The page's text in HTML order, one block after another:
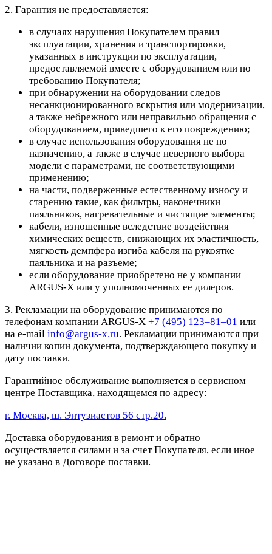
2. Гарантия не предоставляется:
в случаях нарушения Покупателем правил
эксплуатации, хранения и транспортировки,
указанных в инструкции по эксплуатации,
предоставляемой вместе с оборудованием или по
требованию Покупателя;
при обнаружении на оборудовании следов
несанкционированного вскрытия или модернизации,
а также небрежного или неправильно обращения с
оборудованием, приведшего к его повреждению;
в случае использования оборудования не по
назначению, а также в случае неверного выбора
модели с параметрами, не соответствующими
применению;
на части, подверженные естественному износу и
старению такие, как фильтры, наконечники
паяльников, нагревательные и чистящие элементы;
кабели, изношенные вследствие воздействия
химических веществ, снижающих их эластичность,
мягкость демпфера изгиба кабеля на рукоятке
паяльника и на разъеме;
если оборудование приобретено не у компании
ARGUS-X или у уполномоченных ее дилеров.
3. Рекламации на оборудование принимаются по
телефонам компании ARGUS-X +7 (495) 123–81–01 или
на e-mail info@argus-x.ru. Рекламации принимаются при
наличии копии документа, подтверждающего покупку и
дату поставки.
Гарантийное обслуживание выполняется в сервисном
центре Поставщика, находящемся по адресу:
г. Москва, ш. Энтузиастов 56 стр.20.
Доставка оборудования в ремонт и обратно
осуществляется силами и за счет Покупателя, если иное
не указано в Договоре поставки.